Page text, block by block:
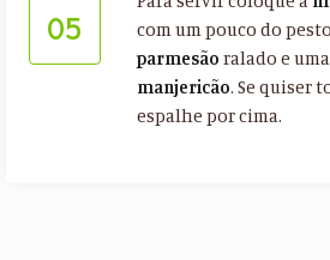
05
com um pouco do
parmesão ralado e
manjericão. Se quiser
espalhe por cima.